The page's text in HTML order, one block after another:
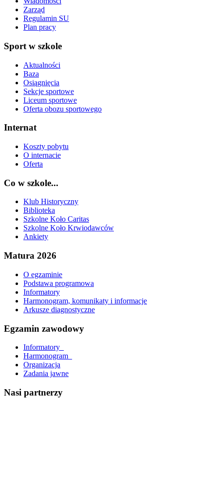
Zarząd
Regulamin SU
Plan pracy
Sport w szkole
Aktualności
Baza
Osiągnięcia
Sekcje sportowe
Liceum sportowe
Oferta obozu sportowego
Internat
Koszty pobytu
O internacie
Oferta
Co w szkole...
Klub Historyczny
Biblioteka
Szkolne Koło Caritas
Szkolne Koło Krwiodawców
Ankiety
Matura 2026
O egzaminie
Podstawa programowa
Informatory
Harmonogram, komunikaty i informacje
Arkusze diagnostyczne
Egzamin zawodowy
Informatory_
Harmonogram_
Organizacja
Zadania jawne
Nasi partnerzy